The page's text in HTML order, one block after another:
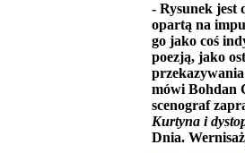
- Rysunek jest
opartą na
go jako coś
poezją, jako
mówi Bohdan
scenograf
Kurtyna i
Dnia.